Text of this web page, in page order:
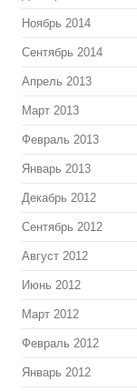
Ноябрь 2014
Сентябрь 2014
Апрель 2013
Март 2013
Февраль 2013
Январь 2013
Декабрь 2012
Сентябрь 2012
Август 2012
Июнь 2012
Март 2012
Февраль 2012
Январь 2012